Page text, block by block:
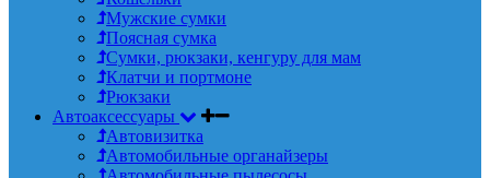
Мужские сумки
Поясная сумка
Сумки, рюкзаки, кенгуру для мам
Клатчи и портмоне
Рюкзаки
Автоаксессуары
Автовизитка
Автомобильные органайзеры